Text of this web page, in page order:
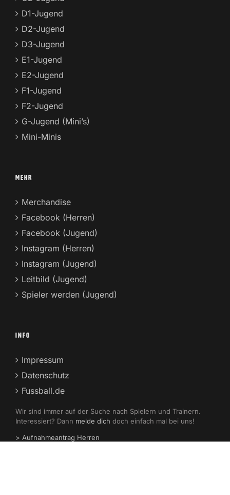
D1-Jugend
D2-Jugend
D3-Jugend
E1-Jugend
E2-Jugend
F1-Jugend
F2-Jugend
G-Jugend (Mini’s)
Mini-Minis
MEHR
Merchandise
Facebook (Herren)
Facebook (Jugend)
Instagram (Herren)
Instagram (Jugend)
Leitbild (Jugend)
Spieler werden (Jugend)
INFO
Impressum
Datenschutz
Fussball.de
Wir sind immer auf der Suche nach Spielern und Trainern.
Interessiert? Dann melde dich doch einfach mal bei uns!
> Aufnahmeantrag Herren